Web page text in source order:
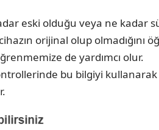
eski olduğu veya ne kadar
orijinal olup olmadığını
de yardımcı olur.
bu bilgiyi